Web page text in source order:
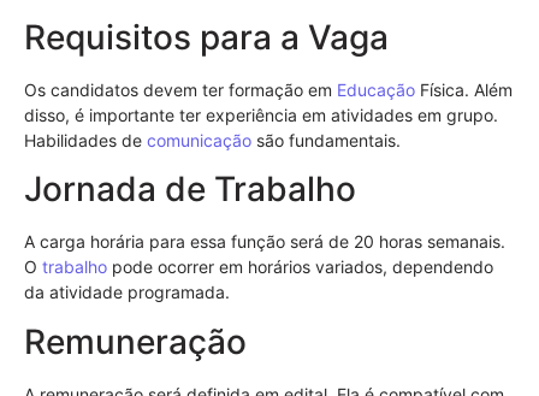
Requisitos para a Vaga
Os candidatos devem ter formação em Educação Física. Além
disso, é importante ter experiência em atividades em grupo.
Habilidades de comunicação são fundamentais.
Jornada de Trabalho
A carga horária para essa função será de 20 horas semanais.
O trabalho pode ocorrer em horários variados, dependendo
da atividade programada.
Remuneração